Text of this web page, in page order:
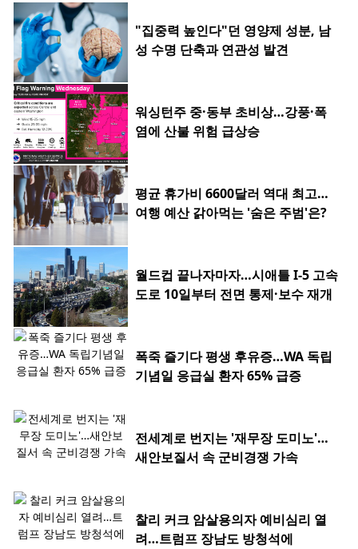
"집중력 높인다"던 영양제 성분, 남
성 수명 단축과 연관성 발견
워싱턴주 중·동부 초비상…강풍·폭
염에 산불 위험 급상승
평균 휴가비 6600달러 역대 최고…
여행 예산 갉아먹는 '숨은 주범'은?
월드컵 끝나자마자…시애틀 I-5 고속
도로 10일부터 전면 통제·보수 재개
폭죽 즐기다 평생 후유증…WA 독립
기념일 응급실 환자 65% 급증
전세계로 번지는 '재무장 도미노'…
새안보질서 속 군비경쟁 가속
찰리 커크 암살용의자 예비심리 열
려…트럼프 장남도 방청석에